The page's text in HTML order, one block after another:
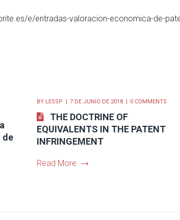
e/entradas-valoracion-economica-de-
de
BY LESSP 7 DE JUNIO DE 2018 0 COMMENTS
THE DOCTRINE OF
EQUIVALENTS IN THE PATENT
INFRINGEMENT
Read More